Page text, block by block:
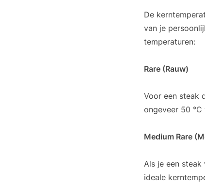
De
van je
temperaturen:
Rare (Rauw)
Voor een steak
ongeveer 50 °C
Medium Rare
Als je een
ideale